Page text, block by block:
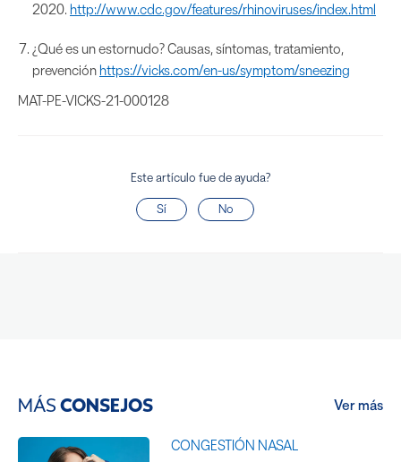
2020. http://www.cdc.gov/features/rhinoviruses/index.html
¿Qué es un estornudo? Causas, síntomas, tratamiento,
prevención https://vicks.com/en-us/symptom/sneezing
MAT-PE-VICKS-21-000128
Este artículo fue de ayuda?
Sí No
MÁS CONSEJOS Ver más
CONGESTIÓN NASAL